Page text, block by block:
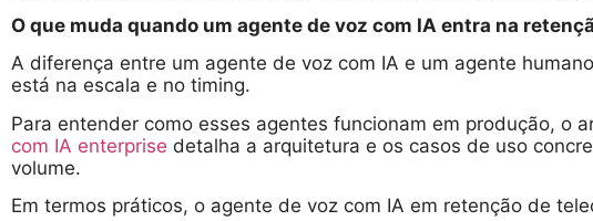
O que muda quando um agente de voz com IA entra na
A diferença entre um agente de voz com IA e um agente
está na escala e no timing.
Para entender como esses agentes funcionam em produção, o
com IA enterprise detalha a arquitetura e os casos de uso
volume.
Em termos práticos, o agente de voz com IA em retenção de